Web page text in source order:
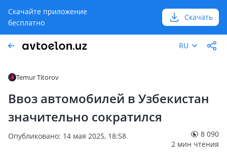
Скачайте приложение
бесплатно
Скачать
RU
Temur Titorov
Ввоз автомобилей в Узбекистан
значительно сократился
Опубликовано: 14 мая 2025, 18:58
8 090
2 мин чтения